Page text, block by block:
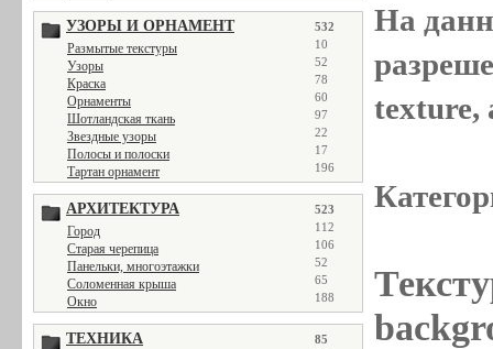
УЗОРЫ И ОРНАМЕНТ 532
Размытые текстуры 10
Узоры 52
Краска 78
Орнаменты 60
Шотландская ткань 97
Звездные узоры 22
Полосы и полоски 17
Тартан орнамент 196
АРХИТЕКТУРА 523
Город 112
Старая черепица 106
Панельки, многоэтажки 52
Соломенная крыша 65
Окно 188
ТЕХНИКА 85
На
texture,